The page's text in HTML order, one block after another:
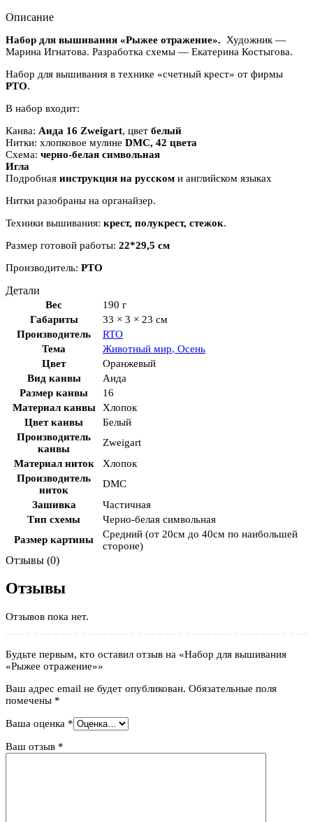
Описание
Набор для вышивания «Рыжее отражение». Художник —
Марина Игнатова. Разработка схемы — Екатерина Костыгова.
Набор для вышивания в технике «счетный крест» от фирмы
РТО.
В набор входит:
Канва: Аида 16 Zweigart, цвет белый
Нитки: хлопковое мулине DMC, 42 цвета
Схема: черно-белая символьная
Игла
Подробная инструкция на русском и английском языках
Нитки разобраны на органайзер.
Техники вышивания: крест, полукрест, стежок.
Размер готовой работы: 22*29,5 см
Производитель: РТО
Детали
Вес
190 г
Габариты
33 × 3 × 23 см
Производитель
RTO
Тема
Животный мир, Осень
Цвет
Оранжевый
Вид канвы
Аида
Размер канвы
16
Материал канвы
Хлопок
Цвет канвы
Белый
Производитель
канвы
Zweigart
Материал ниток
Хлопок
Производитель
ниток
DMC
Зашивка
Частичная
Тип схемы
Черно-белая символьная
Размер картины
Средний (от 20см до 40см по наибольшей
стороне)
Отзывы (0)
Отзывы
Отзывов пока нет.
Будьте первым, кто оставил отзыв на «Набор для вышивания
«Рыжее отражение»»
Ваш адрес email не будет опубликован. Обязательные поля
помечены *
Ваша оценка *
Ваш отзыв *